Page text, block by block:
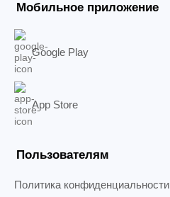
Мобильное приложение
Google Play
App Store
Пользователям
Политика конфиденциальности